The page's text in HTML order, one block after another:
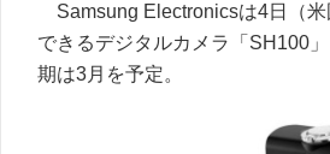
Samsung Electronicsは4日（
できるデジタルカメラ「SH100
期は3月を予定。